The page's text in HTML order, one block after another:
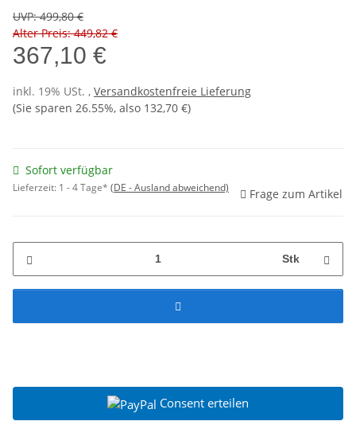
UVP:499,80 €
Alter Preis: 449,82 €
367,10 €
inkl. 19% USt. , Versandkostenfreie Lieferung
(Sie sparen 26.55%, also 132,70 €)
Sofort verfügbar
Lieferzeit: 1 - 4 Tage* (DE - Ausland abweichend) Frage zum Artikel
Stk
Consent erteilen